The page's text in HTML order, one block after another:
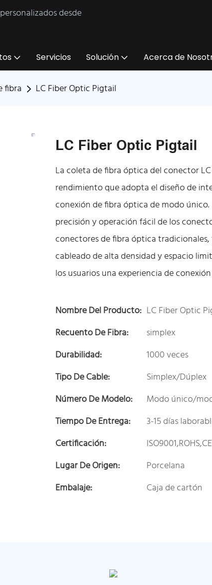
desde
Servicios Solución Acerca de
fibra LC Fiber Optic Pigtail
LC Fiber Optic Pigtail
La coleta de fibra óptica del conector
rendimiento que adopta el diseño de
conexión de fibra óptica de modo
precisión y operación fácil de los
conectores de fibra óptica
cableado de alta densidad y espacio
los usuarios una experiencia de
Nombre Del Producto: LC Fiber Optic
Recuento De Fibra:
simplex
Durabilidad:
1000 veces
Tipo De Cable:
Simplex/Dúplex
Número De Modelo:
Modo único/
Tiempo De Entrega:
3-15 días
Certificación:
Lugar De Origen:
Porcelana
Embalaje:
Caja de cartón